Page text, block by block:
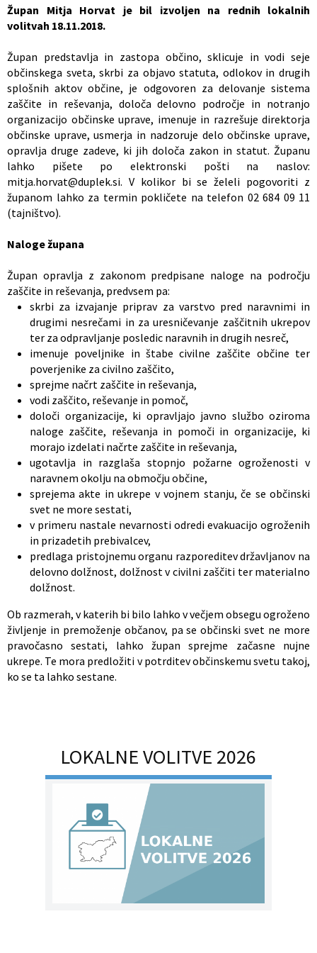
Župan Mitja Horvat je bil izvoljen na rednih lokalnih
volitvah 18.11.2018.
Župan predstavlja in zastopa občino, sklicuje in vodi seje
občinskega sveta, skrbi za objavo statuta, odlokov in drugih
splošnih aktov občine, je odgovoren za delovanje sistema
zaščite in reševanja, določa delovno področje in notranjo
organizacijo občinske uprave, imenuje in razrešuje direktorja
občinske uprave, usmerja in nadzoruje delo občinske uprave,
opravlja druge zadeve, ki jih določa zakon in statut. Županu
lahko pišete po elektronski pošti na naslov:
mitja.horvat@duplek.si. V kolikor bi se želeli pogovoriti z
županom lahko za termin pokličete na telefon 02 684 09 11
(tajništvo).
Naloge župana
Župan opravlja z zakonom predpisane naloge na področju
zaščite in reševanja, predvsem pa:
skrbi za izvajanje priprav za varstvo pred naravnimi in
drugimi nesrečami in za uresničevanje zaščitnih ukrepov
ter za odpravljanje posledic naravnih in drugih nesreč,
imenuje poveljnike in štabe civilne zaščite občine ter
poverjenike za civilno zaščito,
sprejme načrt zaščite in reševanja,
vodi zaščito, reševanje in pomoč,
določi organizacije, ki opravljajo javno službo oziroma
naloge zaščite, reševanja in pomoči in organizacije, ki
morajo izdelati načrte zaščite in reševanja,
ugotavlja in razglaša stopnjo požarne ogroženosti v
naravnem okolju na območju občine,
sprejema akte in ukrepe v vojnem stanju, če se občinski
svet ne more sestati,
v primeru nastale nevarnosti odredi evakuacijo ogroženih
in prizadetih prebivalcev,
predlaga pristojnemu organu razporeditev državljanov na
delovno dolžnost, dolžnost v civilni zaščiti ter materialno
dolžnost.
Ob razmerah, v katerih bi bilo lahko v večjem obsegu ogroženo
življenje in premoženje občanov, pa se občinski svet ne more
pravočasno sestati, lahko župan sprejme začasne nujne
ukrepe. Te mora predložiti v potrditev občinskemu svetu takoj,
ko se ta lahko sestane.
LOKALNE VOLITVE 2026